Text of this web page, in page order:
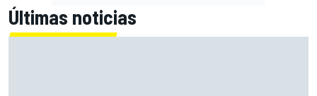
Últimas noticias